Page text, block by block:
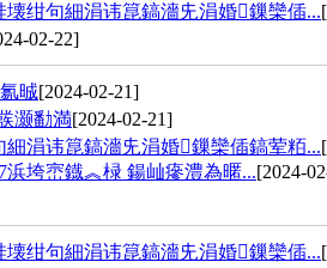
绀句細涓讳箟鎬濇兂涓婚鏁欒偛...
02-22]
晠[2024-02-21]
灏勫満[2024-02-21]
涓讳箟鎬濇兂涓婚鏁欒偛鎬荤粨...
垮崈鐡︽椂 鍚屾瘮澧為暱...[2024-
绀句細涓讳箟鎬濇兂涓婚鏁欒偛...